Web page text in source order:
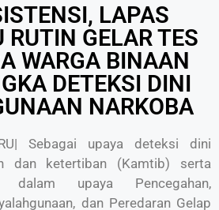
LAPAS
RUTIN GELAR TES
WARGA BINAAN
DETEKSI DINI
NARKOBA
Sebagai upaya deteksi dini
dan ketertiban (Kamtib) serta
dalam upaya Pencegahan,
dan Peredaran Gelap